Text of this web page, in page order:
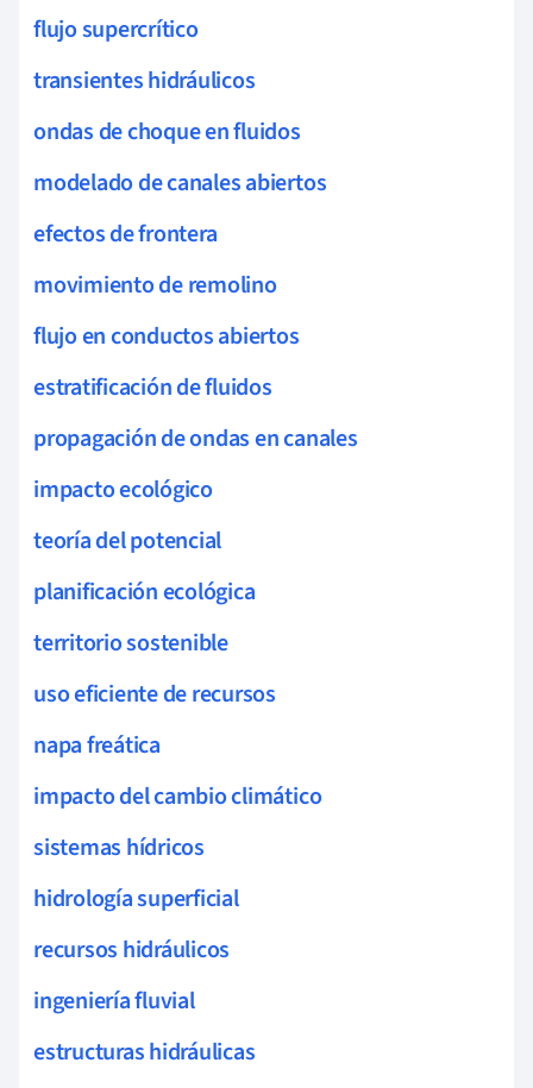
flujo supercrítico
transientes hidráulicos
ondas de choque en fluidos
modelado de canales abiertos
efectos de frontera
movimiento de remolino
flujo en conductos abiertos
estratificación de fluidos
propagación de ondas en canales
impacto ecológico
teoría del potencial
planificación ecológica
territorio sostenible
uso eficiente de recursos
napa freática
impacto del cambio climático
sistemas hídricos
hidrología superficial
recursos hidráulicos
ingeniería fluvial
estructuras hidráulicas